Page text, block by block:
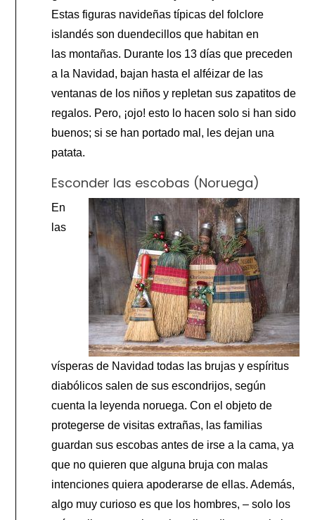
Estas figuras navideñas típicas del folclore
islandés son duendecillos que habitan en
las montañas. Durante los 13 días que preceden
a la Navidad, bajan hasta el alféizar de las
ventanas de los niños y repletan sus zapatitos de
regalos. Pero, ¡ojo! esto lo hacen solo si han sido
buenos; si se han portado mal, les dejan una
patata.
Esconder las escobas (Noruega)
En
las
vísperas de Navidad todas las brujas y espíritus
diabólicos salen de sus escondrijos, según
cuenta la leyenda noruega. Con el objeto de
protegerse de visitas extrañas, las familias
guardan sus escobas antes de irse a la cama, ya
que no quieren que alguna bruja con malas
intenciones quiera apoderarse de ellas. Además,
algo muy curioso es que los hombres, – solo los